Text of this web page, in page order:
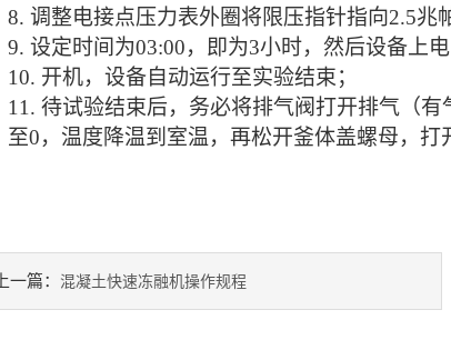
8. 调整电接点压力表外圈将限压指针指向2.5兆
9. 设定时间为03:00，即为3小时，然后设备上电
10. 开机，设备自动运行至实验结束；
11. 待试验结束后，务必将排气阀打开排气（
至0，温度降温到室温，再松开釜体盖螺母，打
上一篇： 混凝土快速冻融机操作规程